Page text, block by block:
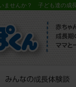
ませんか？ 子ども達の成